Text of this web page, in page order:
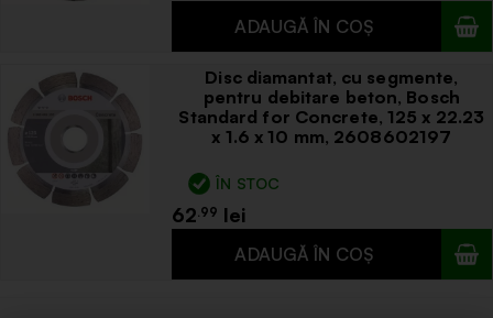
Disc diamantat, cu segmente,
pentru debitare beton, Bosch
Standard for Concrete, 125 x 22.23
x 1.6 x 10 mm, 2608602197
ÎN STOC
62.99